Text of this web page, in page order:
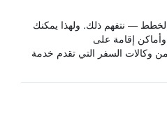
الخطط — نتفهم ذلك. ولهذا يمكنك
إقامة على
HotelsCombined من وكالات السفر التي تقدم خدمة